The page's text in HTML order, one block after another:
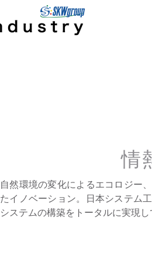
情
自然環境の変化によるエコロジー
たイノベーション。日本システム
システムの構築をトータルに実現し